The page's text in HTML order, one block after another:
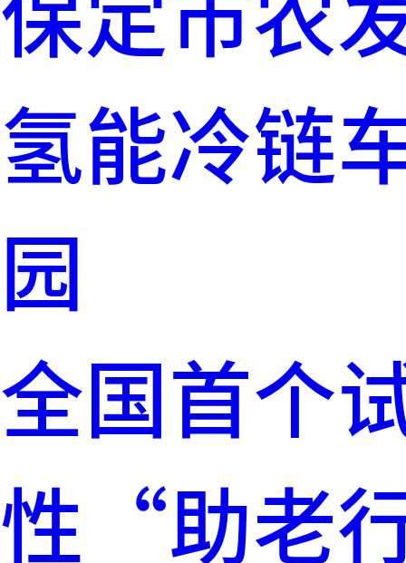
保定市农
氢能冷链
园
全国首个
性“助老